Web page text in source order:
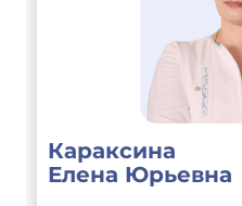
Караксина
Елена Юрьевна